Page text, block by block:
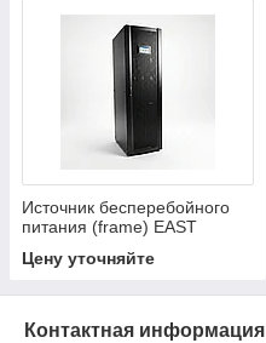
Источник бесперебойного
питания (frame) EAST
шкаф 200 кВт (4×50 кВт
Цену уточняйте
Контактная информация